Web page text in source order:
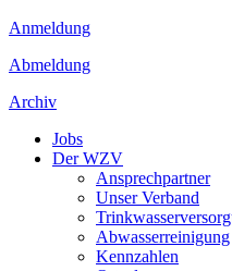
Anmeldung
Abmeldung
Archiv
Jobs
Der WZV
Ansprechpartner
Unser Verband
Abwasserreinigung
Kennzahlen